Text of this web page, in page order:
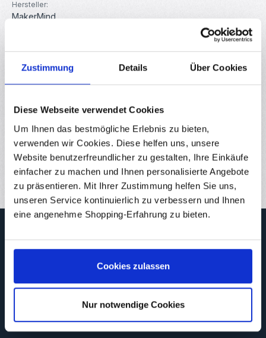
Zustimmung Details Über Cookies
Diese Webseite verwendet Cookies
Um Ihnen das bestmögliche Erlebnis zu bieten,
verwenden wir Cookies. Diese helfen uns, unsere
Website benutzerfreundlicher zu gestalten, Ihre Einkäufe
einfacher zu machen und Ihnen personalisierte Angebote
zu präsentieren. Mit Ihrer Zustimmung helfen Sie uns,
unseren Service kontinuierlich zu verbessern und Ihnen
eine angenehme Shopping-Erfahrung zu bieten.
Cookies zulassen
Nur notwendige Cookies
Hersteller:
MakerMind
Downloads
Bewertungen
Abonnieren Sie jetzt unseren regelmäßig erscheinenden
E-Mail-Adresse*
Datenschutz